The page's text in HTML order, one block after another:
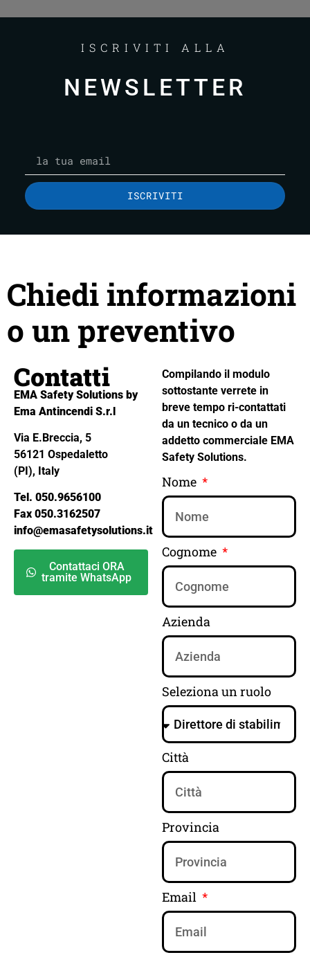
ISCRIVITI ALLA
NEWSLETTER
ISCRIVITI
Chiedi informazioni
o un preventivo
Contatti
EMA Safety Solutions by
Ema Antincendi S.r.l
Via E.Breccia, 5
56121 Ospedaletto
(PI), Italy
Tel. 050.9656100
Fax 050.3162507
info@emasafetysolutions.it
Contattaci ORA
tramite WhatsApp
Compilando il modulo
sottostante verrete in
breve tempo ri-contattati
da un tecnico o da un
addetto commerciale EMA
Safety Solutions.
Nome
Cognome
Azienda
Seleziona un ruolo
Città
Provincia
Email